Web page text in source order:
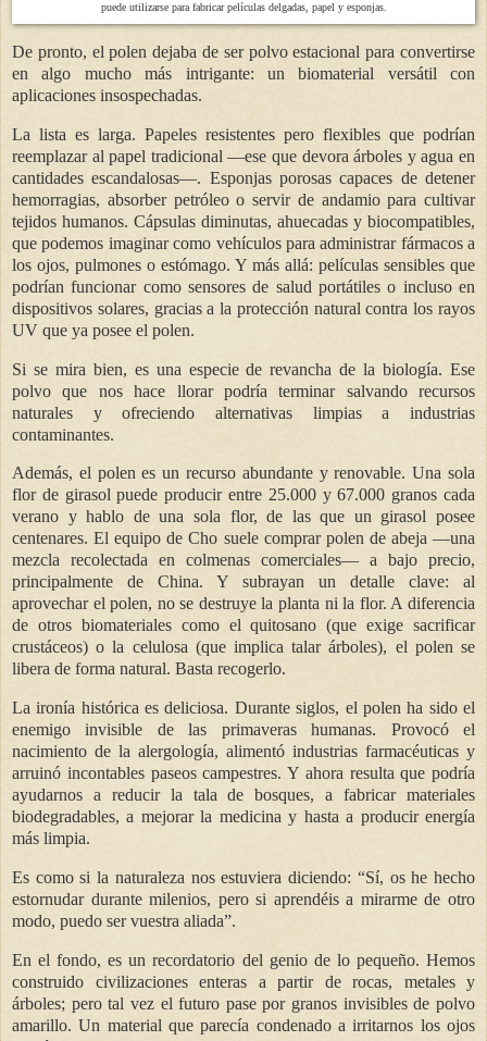
puede utilizarse para fabricar películas delgadas, papel y esponjas.
De pronto, el polen dejaba de ser polvo estacional para convertirse
en algo mucho más intrigante: un biomaterial versátil con
aplicaciones insospechadas.
La lista es larga. Papeles resistentes pero flexibles que podrían
reemplazar al papel tradicional —ese que devora árboles y agua en
cantidades escandalosas—. Esponjas porosas capaces de detener
hemorragias, absorber petróleo o servir de andamio para cultivar
tejidos humanos. Cápsulas diminutas, ahuecadas y biocompatibles,
que podemos imaginar como vehículos para administrar fármacos a
los ojos, pulmones o estómago. Y más allá: películas sensibles que
podrían funcionar como sensores de salud portátiles o incluso en
dispositivos solares, gracias a la protección natural contra los rayos
UV que ya posee el polen.
Si se mira bien, es una especie de revancha de la biología. Ese
polvo que nos hace llorar podría terminar salvando recursos
naturales y ofreciendo alternativas limpias a industrias
contaminantes.
Además, el polen es un recurso abundante y renovable. Una sola
flor de girasol puede producir entre 25.000 y 67.000 granos cada
verano y hablo de una sola flor, de las que un girasol posee
centenares. El equipo de Cho suele comprar polen de abeja —una
mezcla recolectada en colmenas comerciales— a bajo precio,
principalmente de China. Y subrayan un detalle clave: al
aprovechar el polen, no se destruye la planta ni la flor. A diferencia
de otros biomateriales como el quitosano (que exige sacrificar
crustáceos) o la celulosa (que implica talar árboles), el polen se
libera de forma natural. Basta recogerlo.
La ironía histórica es deliciosa. Durante siglos, el polen ha sido el
enemigo invisible de las primaveras humanas. Provocó el
nacimiento de la alergología, alimentó industrias farmacéuticas y
arruinó incontables paseos campestres. Y ahora resulta que podría
ayudarnos a reducir la tala de bosques, a fabricar materiales
biodegradables, a mejorar la medicina y hasta a producir energía
más limpia.
Es como si la naturaleza nos estuviera diciendo: “Sí, os he hecho
estornudar durante milenios, pero si aprendéis a mirarme de otro
modo, puedo ser vuestra aliada”.
En el fondo, es un recordatorio del genio de lo pequeño. Hemos
construido civilizaciones enteras a partir de rocas, metales y
árboles; pero tal vez el futuro pase por granos invisibles de polvo
amarillo. Un material que parecía condenado a irritarnos los ojos